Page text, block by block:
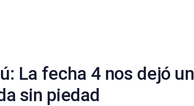
La fecha 4 nos dejó un
sin piedad